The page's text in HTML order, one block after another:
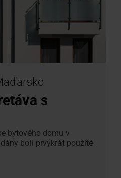
s
bytového domu v
boli prvýkrát použité